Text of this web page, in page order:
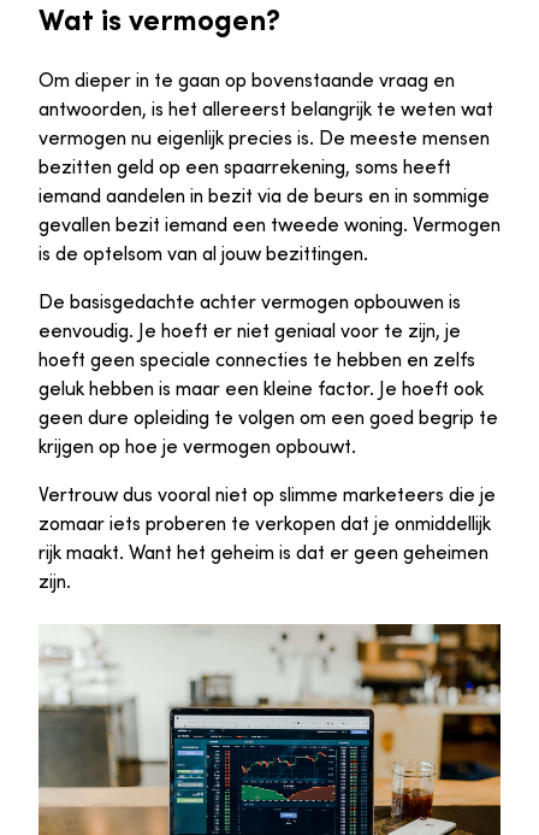
Wat is vermogen?
Om dieper in te gaan op bovenstaande vraag en
antwoorden, is het allereerst belangrijk te weten wat
vermogen nu eigenlijk precies is. De meeste mensen
bezitten geld op een spaarrekening, soms heeft
iemand aandelen in bezit via de beurs en in sommige
gevallen bezit iemand een tweede woning. Vermogen
is de optelsom van al jouw bezittingen.
De basisgedachte achter vermogen opbouwen is
eenvoudig. Je hoeft er niet geniaal voor te zijn, je
hoeft geen speciale connecties te hebben en zelfs
geluk hebben is maar een kleine factor. Je hoeft ook
geen dure opleiding te volgen om een goed begrip te
krijgen op hoe je vermogen opbouwt.
Vertrouw dus vooral niet op slimme marketeers die je
zomaar iets proberen te verkopen dat je onmiddellijk
rijk maakt. Want het geheim is dat er geen geheimen
zijn.